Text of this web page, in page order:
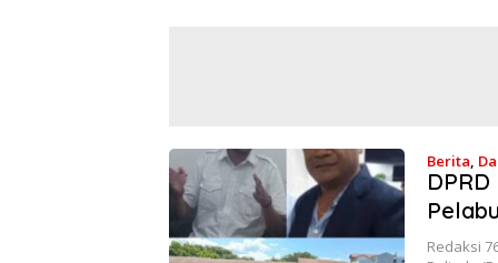
Berita
| 1
Redaksi